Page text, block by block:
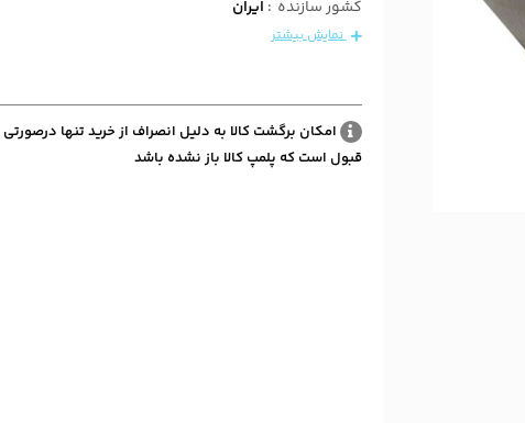
کشور سازنده : ایران
نمایش بیشتر
امکان برگشت کالا به دلیل انصراف از خرید تنها
قبول است که پلمپ کالا باز نشده باشد